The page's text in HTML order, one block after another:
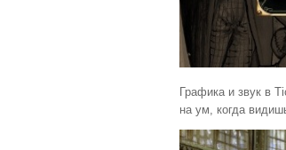
Графика и звук в
на ум, когда